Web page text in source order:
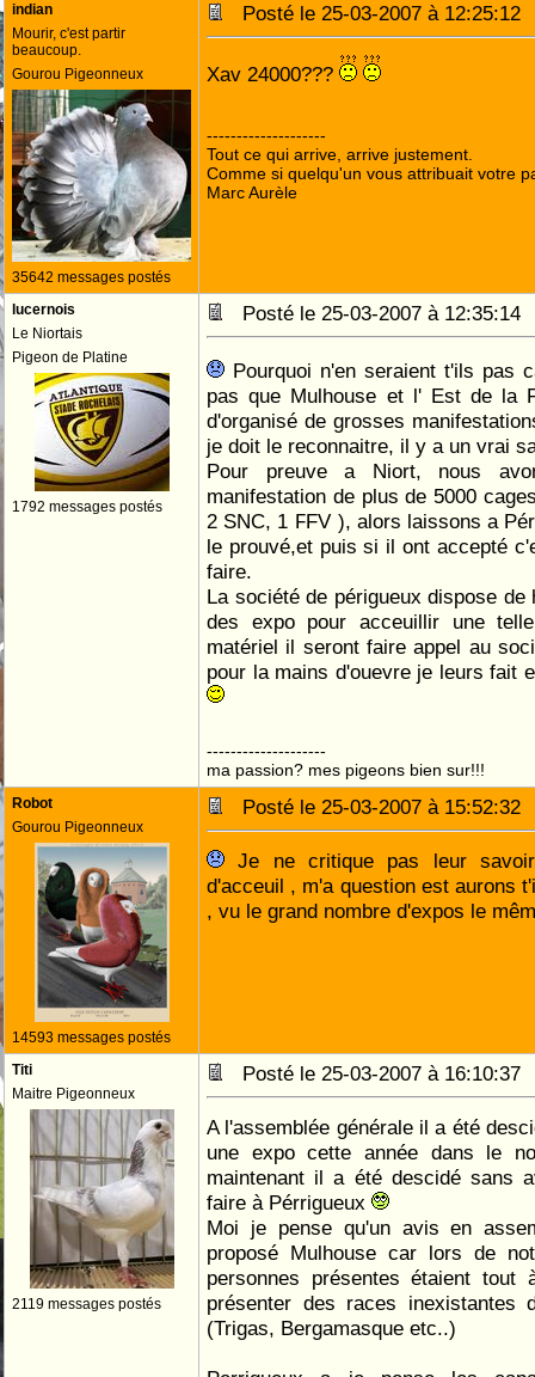
indian
Mourir, c'est partir
beaucoup.
Gourou Pigeonneux
35642 messages postés
Posté le 25-03-2007 à
Xav 24000???
--------------------
Tout ce qui arrive, arrive justement.
Comme si quelqu'un vous attribuait votre
Marc Aurèle
lucernois
Le Niortais
Pigeon de Platine
1792 messages postés
Posté le 25-03-2007 à
Pourquoi n'en seraient t'ils pas
pas que Mulhouse et l' Est de la
d'organisé de grosses
je doit le reconnaitre, il y a un vrai
Pour preuve a Niort, nous
manifestation de plus de 5000
2 SNC, 1 FFV ), alors laissons a
le prouvé,et puis si il ont accepté
faire.
La société de périgueux dispose
des expo pour acceuillir une
matériel il seront faire appel au
pour la mains d'ouevre je leurs fait
--------------------
ma passion? mes pigeons bien sur!!!
Robot
Gourou Pigeonneux
14593 messages postés
Posté le 25-03-2007 à
Je ne critique pas leur
d'acceuil , m'a question est aurons
, vu le grand nombre d'expos le
Titi
Maitre Pigeonneux
2119 messages postés
Posté le 25-03-2007 à
A l'assemblée générale il a été
une expo cette année dans le
maintenant il a été descidé sans
faire à Pérrigueux
Moi je pense qu'un avis en
proposé Mulhouse car lors de
personnes présentes étaient
présenter des races inexistantes
(Trigas, Bergamasque etc..)